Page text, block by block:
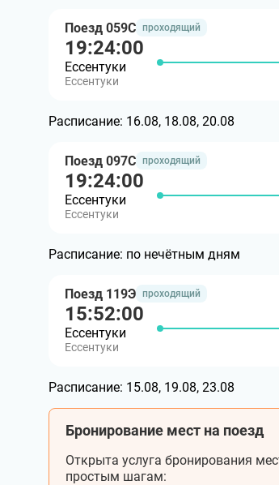
Поезд 059С проходящий
19:24:00
Ессентуки
Ессентуки
Расписание: 16.08, 18.08, 20.08
Поезд 097С проходящий
19:24:00
Ессентуки
Ессентуки
Расписание: по нечётным дням
Поезд 119Э проходящий
15:52:00
Ессентуки
Ессентуки
Расписание: 15.08, 19.08, 23.08
Бронирование мест на поезд
Открыта услуга бронирования
простым шагам: